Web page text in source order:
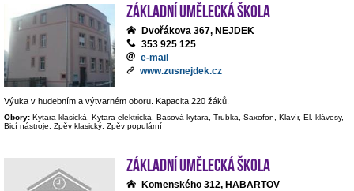
Základní umělecká škola
Dvořákova 367, NEJDEK
353 925 125
e-mail
www.zusnejdek.cz
Výuka v hudebním a výtvarném oboru. Kapacita 220 žáků.
Obory: Kytara klasická, Kytara elektrická, Basová kytara, Trubka, Saxofon, Klavír, El. klávesy,
Bicí nástroje, Zpěv klasický, Zpěv populární
Základní umělecká škola
Komenského 312, HABARTOV